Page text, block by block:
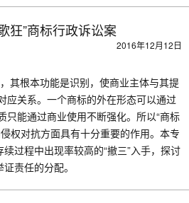
狂”商标行政诉讼案
2016年12月12日
其根本功能是识别，使商业主体与其提
应关系。一个商标的外在形态可以通过
只能通过商业使用不断强化。所以“商标
权对抗方面具有十分重要的作用。本专
过程中出现率较高的“撤三”入手，探讨
责任的分配。